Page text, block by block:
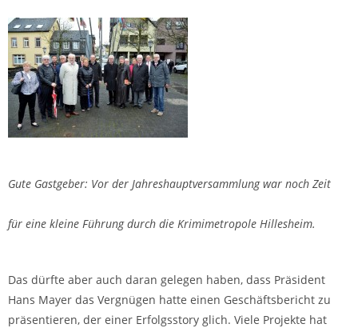
Gute Gastgeber: Vor der Jahreshauptversammlung war noch Zeit
für eine kleine Führung durch die Krimimetropole Hillesheim.
Das dürfte aber auch daran gelegen haben, dass Präsident
Hans Mayer das Vergnügen hatte einen Geschäftsbericht zu
präsentieren, der einer Erfolgsstory glich. Viele Projekte hat